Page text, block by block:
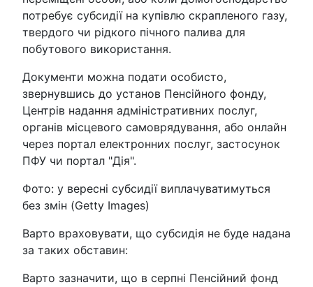
потребує субсидії на купівлю скрапленого газу,
твердого чи рідкого пічного палива для
побутового використання.
Документи можна подати особисто,
звернувшись до установ Пенсійного фонду,
Центрів надання адміністративних послуг,
органів місцевого самоврядування, або онлайн
через портал електронних послуг, застосунок
ПФУ чи портал "Дія".
Фото: у вересні субсидії виплачуватимуться
без змін (Getty Images)
Варто враховувати, що субсидія не буде надана
за таких обставин:
Варто зазначити, що в серпні Пенсійний фонд